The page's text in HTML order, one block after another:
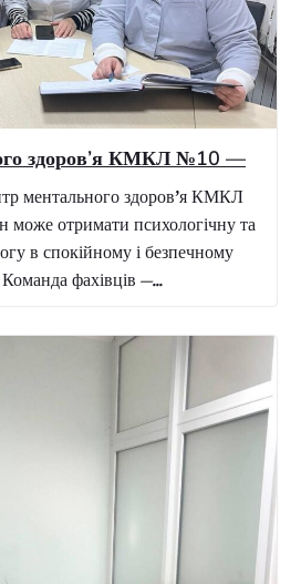
тренінг зі стратегічного
закладу, присвячений
КМКЛ №10 до 2030 року Під
на ключових напрямах